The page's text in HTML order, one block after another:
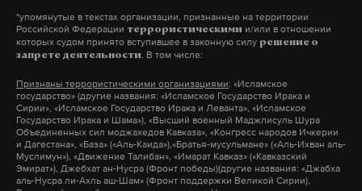
Летаргический сон
правоохранителей
Фото: © GLOBAL LOOK press/Olga Sokolova
Депутат убежден, что все предприятия в РФ, в
любой отрасли, должны проходить через призму
трофейных боеприпасов. Также понемногу в ДНР
повышаются пенсии.
Подпишитесь на Daily Storm вMAX. Он
работает там, где тормозит интернет.
А еще мы есть вTelegram,Дзени VK
Макс Telegram
*упомянутые в текстах организации, признанные на территории
Российской Федерации террористическими и/или в отношении
которых судом принято вступившее в законную силу решение о
запрете деятельности. В том числе:
Признаны террористическими организациями: «Исламское
государство» (другие названия: «Исламское Государство Ирака и
Сирии», «Исламское Государство Ирака и Леванта», «Исламское
Государство Ирака и Шама»), «Высший военный Маджлисуль Шура
Объединенных сил моджахедов Кавказа», «Конгресс народов Ичкерии
и Дагестана», «База» («Аль-Каида»),«Братья-мусульмане» («Аль-Ихван аль-
Муслимун»), «Движение Талибан», «Имарат Кавказ» («Кавказский
Эмират»), Джебхат ан-Нусра (Фронт победы)(другие названия: «Джабха
аль-Нусра ли-Ахль аш-Шам» (Фронт поддержки Великой Сирии),